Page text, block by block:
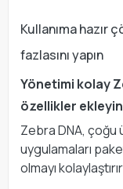
Kullanıma hazır
fazlasını yapın
Yönetimi kolay
özellikler ekleyin
Zebra DNA, çoğu
uygulamaları
olmayı